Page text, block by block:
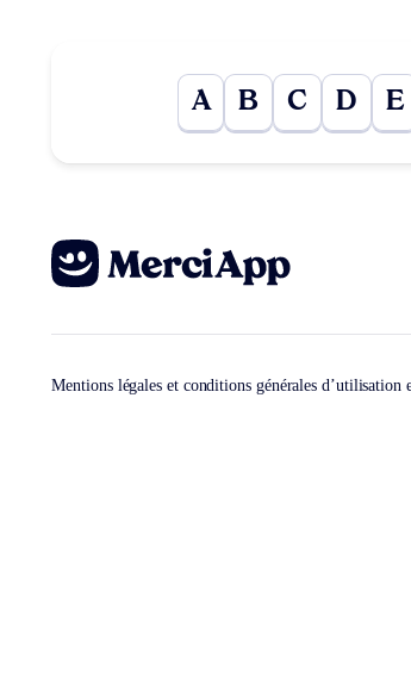
A B C D E
Mentions légales et conditions générales d’utilisation